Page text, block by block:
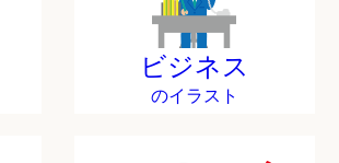
ビジネス
のイラスト